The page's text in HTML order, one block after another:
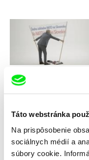
Táto webstránka
Na prispôsobenie
sociálnych médií a
súbory cookie.
Expremiéri: Ján